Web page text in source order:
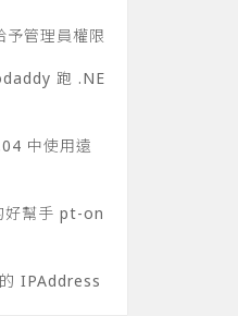
管理員權限
跑 .NE
中使用遠
好幫手 pt-on
IPAddress